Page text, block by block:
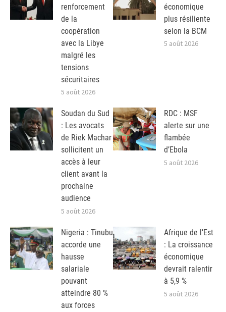
renforcement
de la
coopération
avec la Libye
malgré les
tensions
sécuritaires
5 août 2026
économique
plus résiliente
selon la BCM
5 août 2026
Soudan du Sud
: Les avocats
de Riek Machar
sollicitent un
accès à leur
client avant la
prochaine
audience
5 août 2026
RDC : MSF
alerte sur une
flambée
d’Ebola
5 août 2026
Nigeria : Tinubu
accorde une
hausse
salariale
pouvant
atteindre 80 %
aux forces
Afrique de l’Est
: La croissance
économique
devrait ralentir
à 5,9 %
5 août 2026